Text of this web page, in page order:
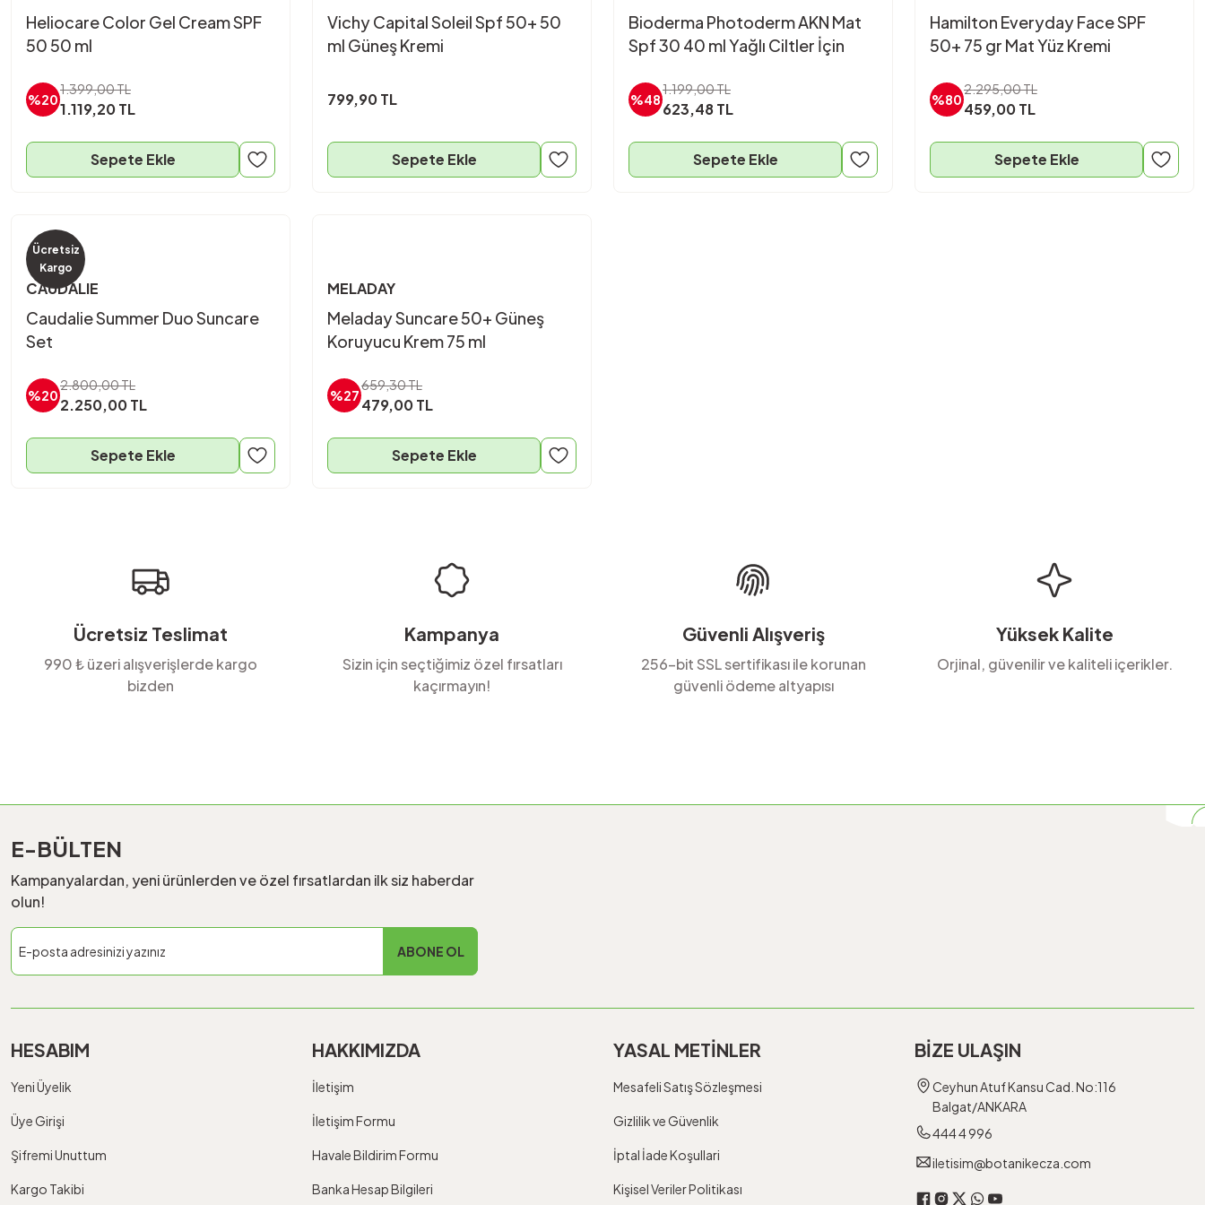
Heliocare Color Gel Cream SPF
50 50 ml
%20
1.399,00 TL
1.119,20 TL
Sepete Ekle
Vichy Capital Soleil Spf 50+ 50
ml Güneş Kremi
799,90 TL
Sepete Ekle
Bioderma Photoderm AKN Mat
Spf 30 40 ml Yağlı Ciltler İçin
%48
1.199,00 TL
623,48 TL
Sepete Ekle
Hamilton Everyday Face SPF
50+ 75 gr Mat Yüz Kremi
%80
2.295,00 TL
459,00 TL
Sepete Ekle
Ücretsiz
Kargo
CAUDALIE
Caudalie Summer Duo Suncare
Set
%20
2.800,00 TL
2.250,00 TL
Sepete Ekle
MELADAY
Meladay Suncare 50+ Güneş
Koruyucu Krem 75 ml
%27
659,30 TL
479,00 TL
Sepete Ekle
Ücretsiz Teslimat
990 ₺ üzeri alışverişlerde kargo
bizden
Kampanya
Sizin için seçtiğimiz özel fırsatları
kaçırmayın!
Güvenli Alışveriş
256-bit SSL sertifikası ile korunan
güvenli ödeme altyapısı
Yüksek Kalite
Orjinal, güvenilir ve kaliteli içerikler.
E-BÜLTEN
Kampanyalardan, yeni ürünlerden ve özel fırsatlardan ilk siz haberdar
olun!
ABONE OL
HESABIM
Yeni Üyelik
Üye Girişi
Şifremi Unuttum
Kargo Takibi
HAKKIMIZDA
İletişim
İletişim Formu
Havale Bildirim Formu
Banka Hesap Bilgileri
YASAL METİNLER
Mesafeli Satış Sözleşmesi
Gizlilik ve Güvenlik
İptal İade Koşullari
Kişisel Veriler Politikası
BİZE ULAŞIN
Ceyhun Atuf Kansu Cad. No:116
Balgat/ANKARA
444 4 996
iletisim@botanikecza.com